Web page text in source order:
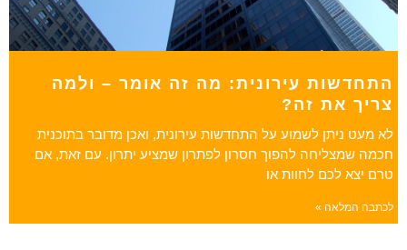
התחדשות עירונית: מה זה אומר – ולמה
צריך את זה?
לא מעט ניתן לשמוע על התחדשות עירונית, ואכן מדובר בתוכנית
חכמה שמצליחה להפוך חסרון לפתרון שמציע יתרון. עם זאת, אם
טרם יצא לכם לחוות או
לכתבה המלאה »